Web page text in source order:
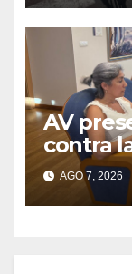
AV
contra
cargas
AGO 7, 2026